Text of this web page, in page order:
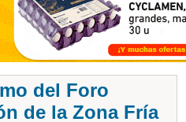
del Foro
de la Zona Fría